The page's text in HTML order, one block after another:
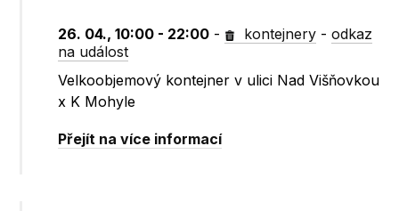
26. 04., 10:00 - 22:00 - kontejnery -odkaz
na událost
Velkoobjemový kontejner v ulici Nad Višňovkou
x K Mohyle
Přejít na více informací